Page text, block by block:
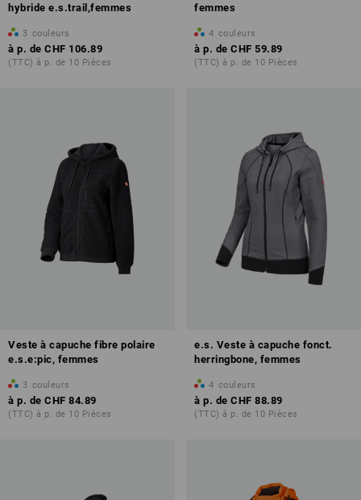
hybride e.s.trail,femmes
3 couleurs
à p. de CHF 106.89
(TTC) à p. de 10 Pièces
femmes
4 couleurs
à p. de CHF 59.89
(TTC) à p. de 10 Pièces
Veste à capuche fibre polaire
e.s.e:pic, femmes
3 couleurs
à p. de CHF 84.89
(TTC) à p. de 10 Pièces
e.s. Veste à capuche fonct.
herringbone, femmes
4 couleurs
à p. de CHF 88.89
(TTC) à p. de 10 Pièces